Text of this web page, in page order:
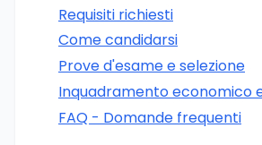
Requisiti richiesti
Come candidarsi
Prove d'esame e selezione
Inquadramento economico
FAQ - Domande frequenti